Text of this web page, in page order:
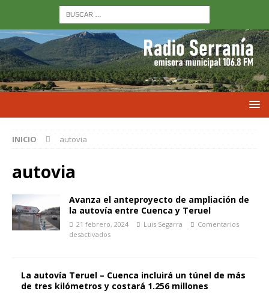
INICIO autovia
autovia
Avanza el anteproyecto de ampliación de
la autovía entre Cuenca y Teruel
21 febrero, 2024 Luis Segarra
Comentarios
desactivados
La autovía Teruel – Cuenca incluirá un túnel de más
de tres kilómetros y costará 1.256 millones